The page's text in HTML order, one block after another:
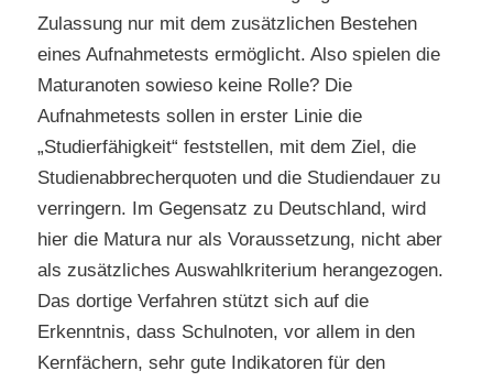
Zulassung nur mit dem zusätzlichen Bestehen
eines Aufnahmetests ermöglicht. Also spielen die
Maturanoten sowieso keine Rolle? Die
Aufnahmetests sollen in erster Linie die
„Studierfähigkeit“ feststellen, mit dem Ziel, die
Studienabbrecherquoten und die Studiendauer zu
verringern. Im Gegensatz zu Deutschland, wird
hier die Matura nur als Voraussetzung, nicht aber
als zusätzliches Auswahlkriterium herangezogen.
Das dortige Verfahren stützt sich auf die
Erkenntnis, dass Schulnoten, vor allem in den
Kernfächern, sehr gute Indikatoren für den